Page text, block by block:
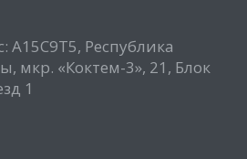
А15С9Т5, Республика
мкр. «Коктем-3», 21, Блок
1